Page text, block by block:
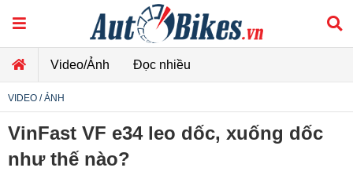
Video/Ảnh Đọc nhiều
VIDEO / ẢNH
VinFast VF e34 leo dốc, xuống dốc
như thế nào?